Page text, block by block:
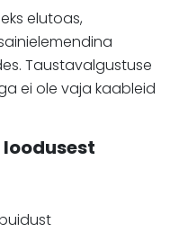
elutoas,
Taustavalgustuse
ei ole vaja kaableid